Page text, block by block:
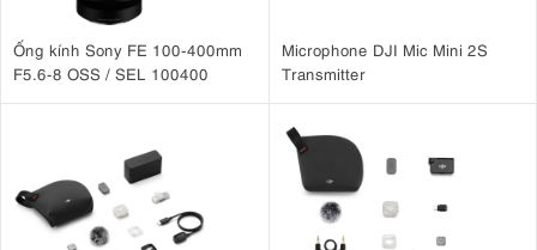
Ống kính Sony FE 100-400mm
F5.6-8 OSS / SEL 100400
Microphone DJI Mic Mini 2S
Transmitter